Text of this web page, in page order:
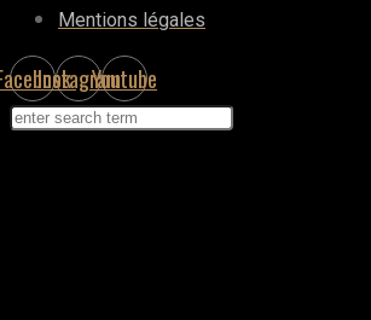
Mentions légales
InstagramYoutube